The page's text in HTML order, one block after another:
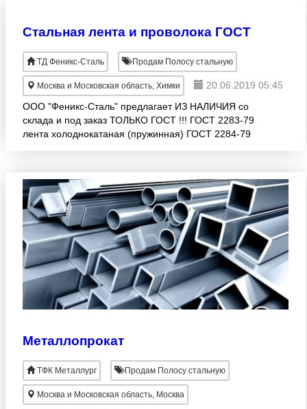
Стальная лента и проволока ГОСТ
ТД Феникс-Сталь Продам Полосу стальную
Москва и Московская область, Химки
20.06.2019 05:45
ООО "Феникс-Сталь" предлагает ИЗ НАЛИЧИЯ со
склада и под заказ ТОЛЬКО ГОСТ !!! ГОСТ 2283-79
лента холоднокатаная (пружинная) ГОСТ 2284-79
Металлопрокат
ТФК Металлург Продам Полосу стальную
Москва и Московская область, Москва